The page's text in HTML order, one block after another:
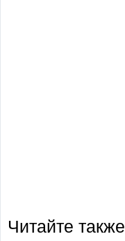
Читайте также